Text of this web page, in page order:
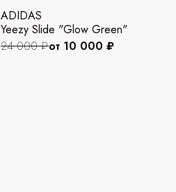
ADIDAS
Yeezy Slide "Glow Green"
24 000 ₽от 10 000 ₽